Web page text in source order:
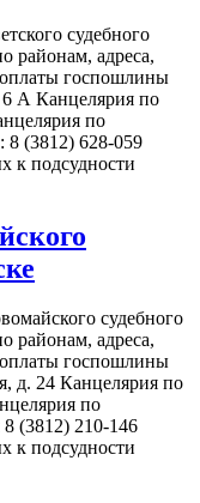
судебного
районам, адреса,
госпошлины
6 А Канцелярия по
по
(3812) 628-059
к подсудности
судебного
районам, адреса,
госпошлины
д. 24 Канцелярия по
по
(3812) 210-146
к подсудности